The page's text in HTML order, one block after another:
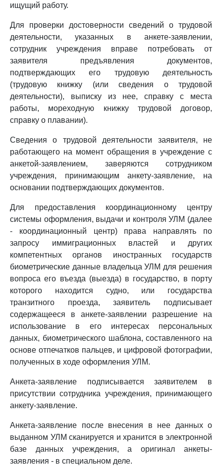
ищущий работу.
Для проверки достоверности сведений о трудовой
деятельности, указанных в анкете-заявлении,
сотрудник учреждения вправе потребовать от
заявителя предъявления документов,
подтверждающих его трудовую деятельность
(трудовую книжку (или сведения о трудовой
деятельности), выписку из нее, справку с места
работы, мореходную книжку трудовой договор,
справку о плавании).
Сведения о трудовой деятельности заявителя, не
работающего на момент обращения в учреждение с
анкетой-заявлением, заверяются сотрудником
учреждения, принимающим анкету-заявление, на
основании подтверждающих документов.
Для предоставления координационному центру
системы оформления, выдачи и контроля УЛМ (далее
- координационный центр) права направлять по
запросу иммиграционных властей и других
компетентных органов иностранных государств
биометрические данные владельца УЛМ для решения
вопроса его въезда (выезда) в государство, в порту
которого находится судно, или государства
транзитного проезда, заявитель подписывает
содержащееся в анкете-заявлении разрешение на
использование в его интересах персональных
данных, биометрического шаблона, составленного на
основе отпечатков пальцев, и цифровой фотографии,
полученных в ходе оформления УЛМ.
Анкета-заявление подписывается заявителем в
присутствии сотрудника учреждения, принимающего
анкету-заявление.
Анкета-заявление после внесения в нее данных о
выданном УЛМ сканируется и хранится в электронной
базе данных учреждения, а оригинал анкеты-
заявления - в специальном деле.